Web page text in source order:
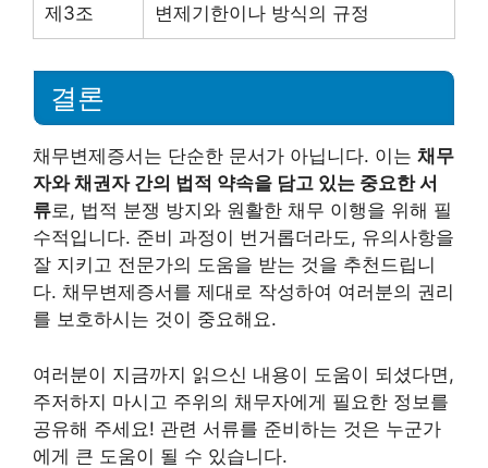
제3조 변제기한이나 방식의 규정
결론
채무변제증서는 단순한 문서가 아닙니다. 이는 채무
자와 채권자 간의 법적 약속을 담고 있는 중요한 서
류로, 법적 분쟁 방지와 원활한 채무 이행을 위해 필
수적입니다. 준비 과정이 번거롭더라도, 유의사항을
잘 지키고 전문가의 도움을 받는 것을 추천드립니
다. 채무변제증서를 제대로 작성하여 여러분의 권리
를 보호하시는 것이 중요해요.
여러분이 지금까지 읽으신 내용이 도움이 되셨다면,
주저하지 마시고 주위의 채무자에게 필요한 정보를
공유해 주세요! 관련 서류를 준비하는 것은 누군가
에게 큰 도움이 될 수 있습니다.